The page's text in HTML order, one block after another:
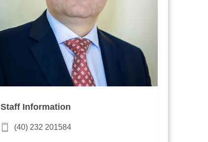
Staff Information
(40) 232 201584